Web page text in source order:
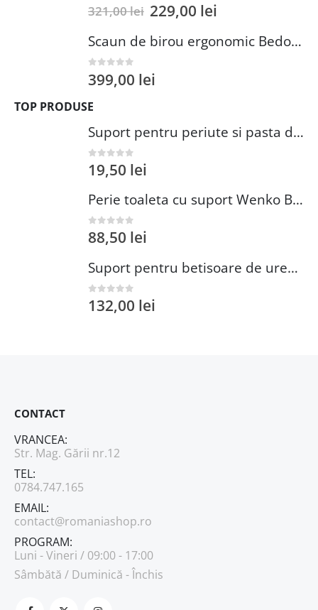
out of 5
321,00lei 229,00 lei
Scaun de birou ergonomic Bedora Lotte, Mesh, Negru/Rosu
0 out of 5
399,00 lei
TOP PRODUSE
Suport pentru periute si pasta de dinti Wenko Brasil Petrol 7.3 x 10.3 cm plastic verde inchis
0 out of 5
19,50 lei
Perie toaleta cu suport Wenko Brasil Petrol 10x37 cm plastic verde inchis
0out of 5
88,50 lei
Suport pentru betisoare de urechi si dischete demachiante Wenko 18 cm inox plastic argintiu
0 out of 5
132,00 lei
CONTACT
VRANCEA:
Str. Mag. Gării nr.12
TEL:
0784.747.165
EMAIL:
contact@romaniashop.ro
PROGRAM:
Luni - Vineri / 09:00 - 17:00
Sâmbătă / Duminică - Închis